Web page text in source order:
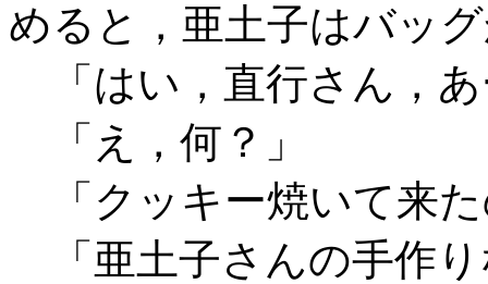
めると，亜土子はバッ
「はい，直行さん，
「え，何？」
「クッキー焼いて来
「亜土子さんの手作